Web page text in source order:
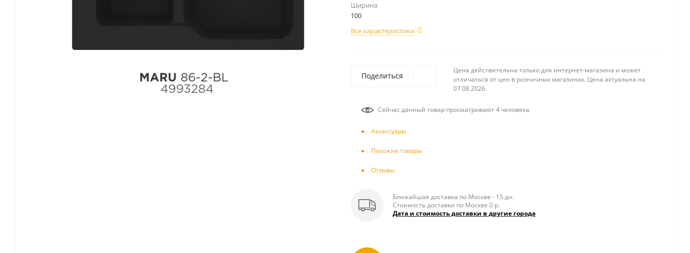
Ширина
100
Все характеристики
Поделиться
Цена действительна только для интернет-магазина и может
отличаться от цен в розничных магазинах. Цена актуальна на
07.08.2026.
Сейчас данный товар просматривают 4 человека
Аксесcуары
Похожие товары
Отзывы
Ближайшая доставка по Москве - 15 дн.
Стоимость доставки по Москве 0 р.
Дата и стоимость доставки в другие города